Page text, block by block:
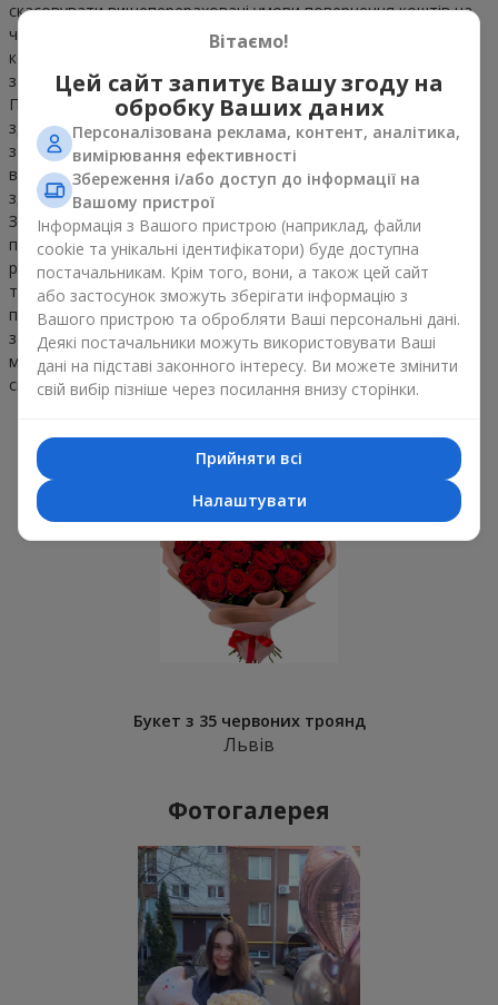
скасовувати вищеперераховані умови повернення коштів на
час проведення відповідних акцій, про що зазначається в
конкретних умовах акції та/або під час оформлення
замовлення на веб-сайті.
Повернення коштів за доставлене замовлення не
здійснюється. У випадку наявності у Вас обґрунтованих
зауважень відносно якості букета, Компанія в якості
вибачень надасть Вам подарунок (за своїм вибором) або
здійснить доставку букету-вибачення.
Зауваження щодо Вашого замовлення приймаються
протягом 24 годин з моменту доставки замовлення і будуть
розглянуті в максимально короткі терміни.У зв’язку з тим, що
товар (квіти, цукерки, фрукти) є товаром, що швидко
псується, Компанія залишає за собою право змінити склад та
зовнішній вигляд товару (композиції) на 20-25%, з
максимальним збереженням загального вигляду та вартості
складових.
Щойно доставили
Букет з 35 червоних троянд
Львів
Фотогалерея
Вітаємо!
Цей сайт запитує Вашу згоду на
обробку Ваших даних
Персоналізована реклама, контент, аналітика,
вимірювання ефективності
Збереження і/або доступ до інформації на
Вашому пристрої
Інформація з Вашого пристрою (наприклад, файли
cookie та унікальні ідентифікатори) буде доступна
постачальникам. Крім того, вони, а також цей сайт
або застосунок зможуть зберігати інформацію з
Вашого пристрою та обробляти Ваші персональні дані.
Деякі постачальники можуть використовувати Ваші
дані на підставі законного інтересу. Ви можете змінити
свій вибір пізніше через посилання внизу сторінки.
Прийняти всі
Налаштувати